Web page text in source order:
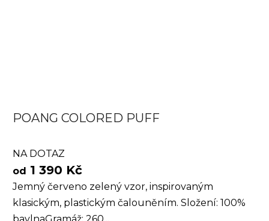
POANG COLORED PUFF
NA DOTAZ
od 1 390 Kč
Jemný červeno zelený vzor, inspirovaným
klasickým, plastickým čalouněním. Složení: 100%